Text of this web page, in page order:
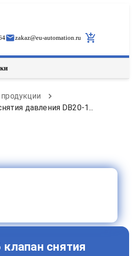
zakaz@eu-automation.ru
давления DB20-1...
снятия